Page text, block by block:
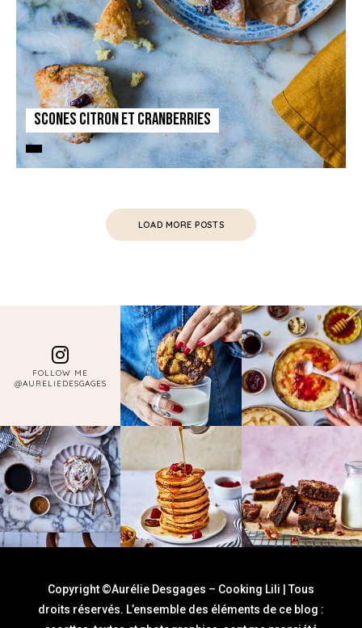
Scones Citron et Cranberries
LOAD MORE POSTS
FOLLOW ME
@AURELIEDESGAGES
Copyright ©Aurélie Desgages – Cooking Lili | Tous
droits réservés. L’ensemble des éléments de ce blog :